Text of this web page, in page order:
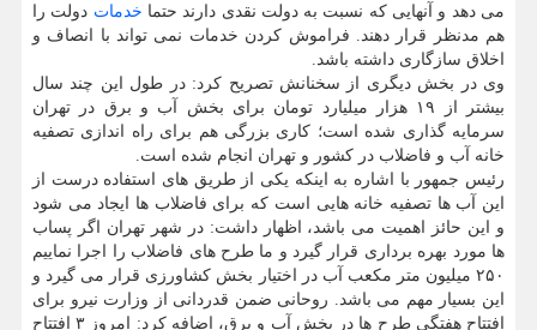
می دهد و آنهایی که نسبت به دولت نقدی دارند حتما خدمات دولت را
هم مدنظر قرار دهند. فراموش کردن خدمات نمی تواند با انصاف و
اخلاق سازگاری داشته باشد.
وی در بخش دیگری از سخنانش تصریح کرد: در طول این چند سال
بیشتر از ۱۹ هزار میلیارد تومان برای بخش آب و برق در تهران
سرمایه گذاری شده است؛ کاری بزرگی هم برای راه اندازی تصفیه
خانه آب و فاضلاب در کشور و تهران انجام شده است.
رئیس جمهور با اشاره به اینکه یکی از طریق های استفاده درست از
این آب ها تصفیه خانه هایی است که برای فاضلاب ها ایجاد می شود
و این حائز اهمیت می باشد، اظهار داشت: در شهر تهران اگر پساب
ها مورد بهره برداری قرار گیرد و ما طرح های فاضلاب را اجرا نماییم
۲۵۰ میلیون متر مکعب آب در اختیار بخش کشاورزی قرار می گیرد و
این بسیار مهم می باشد. روحانی ضمن قدردانی از وزارت نیرو برای
افتتاح هفتگی طرح ها در بخش آب و برق، اضافه کرد: امروز ۳ افتتاح